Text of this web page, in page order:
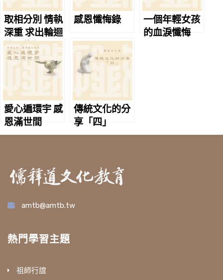
取相分別 情執
深重 求出輪迴
終不能得
感恩懺悔錄
一個年輕女孩
的血淚懺悔
愛心遍環宇 感
恩滿世間
傳統文化的分
享「四」
amtb@amtb.tw
熱門學習主題
祖師行誼